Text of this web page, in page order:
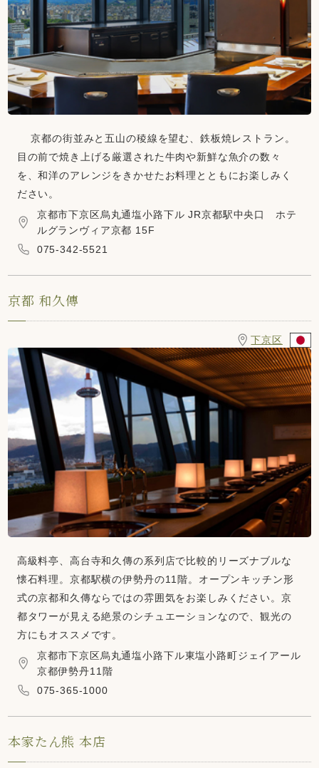
京都の街並みと五山の稜線を望む、鉄板焼レストラン。
目の前で焼き上げる厳選された牛肉や新鮮な魚介の数々
を、和洋のアレンジをきかせたお料理とともにお楽しみく
ださい。
京都市下京区烏丸通塩小路下ル JR京都駅中央口 ホテ
ルグランヴィア京都 15F
075-342-5521
京都 和久傳
下京区
高級料亭、高台寺和久傳の系列店で比較的リーズナブルな
懐石料理。京都駅横の伊勢丹の11階。オープンキッチン形
式の京都和久傳ならではの雰囲気をお楽しみください。京
都タワーが見える絶景のシチュエーションなので、観光の
方にもオススメです。
京都市下京区烏丸通塩小路下ル東塩小路町ジェイアール
京都伊勢丹11階
075-365-1000
本家たん熊 本店